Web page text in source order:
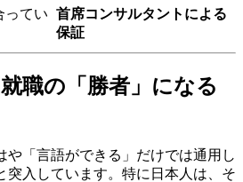
ってい 首席コンサルタントによる
保証
職の「勝者」になる
や「言語ができる」だけでは通用し
突入しています。特に日本人は、そ